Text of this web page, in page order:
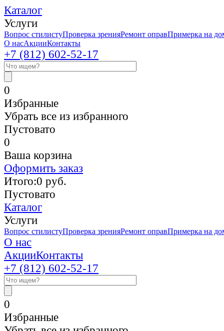
Каталог
Услуги
Вопрос стилистуПроверка зренияРемонт оправПримерка на
О насАкцииКонтакты
+7 (812) 602-52-17
0
Избранные
Убрать все из избранного
Пустовато
0
Ваша корзина
Оформить заказ
Итого:0 руб.
Пустовато
Каталог
Услуги
Вопрос стилистуПроверка зренияРемонт оправПримерка на
О нас
АкцииКонтакты
+7 (812) 602-52-17
0
Избранные